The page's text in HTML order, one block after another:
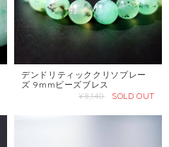
デンドリティッククリソプレー
ズ 9mmビーズブレス
¥8,140
SOLD OUT